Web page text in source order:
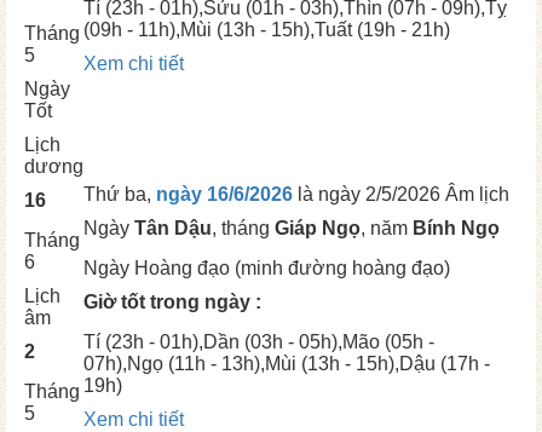
Tháng
5
Ngày
Tốt
Tí (23h - 01h),Sửu (01h - 03h),Thìn (07h - 09h),Tỵ
(09h - 11h),Mùi (13h - 15h),Tuất(19h - 21h)
Xem chi tiết
Lịch
dương
16
Tháng
6
Lịch
âm
2
Tháng
5
Thứ ba, ngày 16/6/2026 là ngày 2/5/2026 Âm lịch
Ngày Tân Dậu, tháng Giáp Ngọ, năm Bính Ngọ
Ngày Hoàng đạo (minh đường hoàng đạo)
Giờ tốt trong ngày :
Tí (23h - 01h),Dần (03h - 05h),Mão (05h -
07h),Ngọ (11h - 13h),Mùi (13h - 15h),Dậu (17h -
19h)
Xem chi tiết